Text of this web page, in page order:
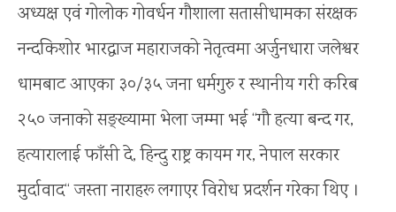
अध्यक्ष एवं गोलोक गोवर्धन गौशाला सतासीधामका संरक्षक
नन्दकिशोर भारद्वाज महाराजको नेतृत्वमा अर्जुनधारा जलेश्वर
धामबाट आएका ३०/३५ जना धर्मगुरु र स्थानीय गरी करिब
२५० जनाको सङ्ख्यामा भेला जम्मा भई “गौ हत्या बन्द गर,
हत्यारालाई फाँसी दे, हिन्दु राष्ट्र कायम गर, नेपाल सरकार
मुर्दावाद“ जस्ता नाराहरू लगाएर विरोध प्रदर्शन गरेका थिए ।